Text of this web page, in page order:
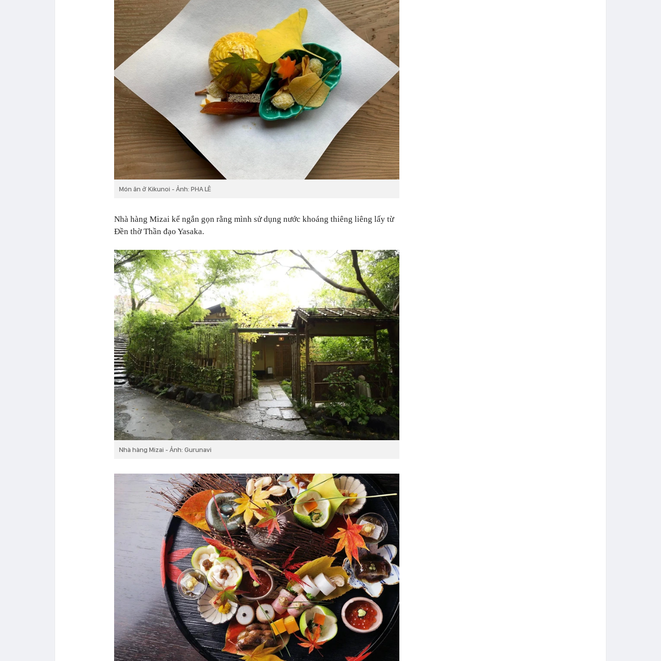
Món ăn ở Kikunoi - Ảnh: PHA LÊ
Nhà hàng Mizai kể ngắn gọn rằng mình sử dụng nước khoáng thiêng liêng lấy từ
Đền thờ Thần đạo Yasaka.
Nhà hàng Mizai - Ảnh: Gurunavi